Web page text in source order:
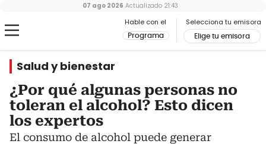
Hable con el
Programa
Selecciona tu emisora
Elige tu emisora
07 ago 2026 Actualizado 21:43
Salud y bienestar
¿Por qué algunas personas no
toleran el alcohol? Esto dicen
los expertos
El consumo de alcohol puede generar